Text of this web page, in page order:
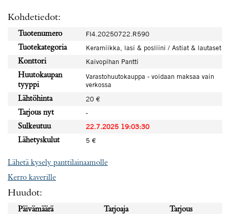
Kohdetiedot:
Tuotenumero
FI4.20250722.R590
Tuotekategoria
Keramiikka, lasi & posliini / Astiat & lautaset
Konttori
Kaivopihan Pantti
Huutokaupan
tyyppi
Varastohuutokauppa - voidaan maksaa vain
verkossa
Lähtöhinta
20 €
Tarjous nyt
-
Sulkeutuu
22.7.2025 19:03:30
Lähetyskulut
5 €
Lähetä kysely panttilainaamolle
Kerro kaverille
Huudot:
Päivämäärä Tarjoaja
Tarjous